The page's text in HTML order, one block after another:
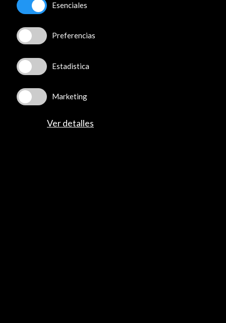
Explora
Institucional
Programa PICE
Residencias
Noticias
Multimedia
Mapa Web
Esenciales
Preferencias
Estadistica
Marketing
Ver detalles